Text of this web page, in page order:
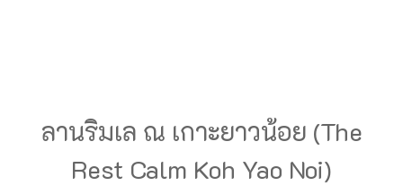
ลานริมเล ณ เกาะยาวน้อย (The
Rest Calm Koh Yao Noi)